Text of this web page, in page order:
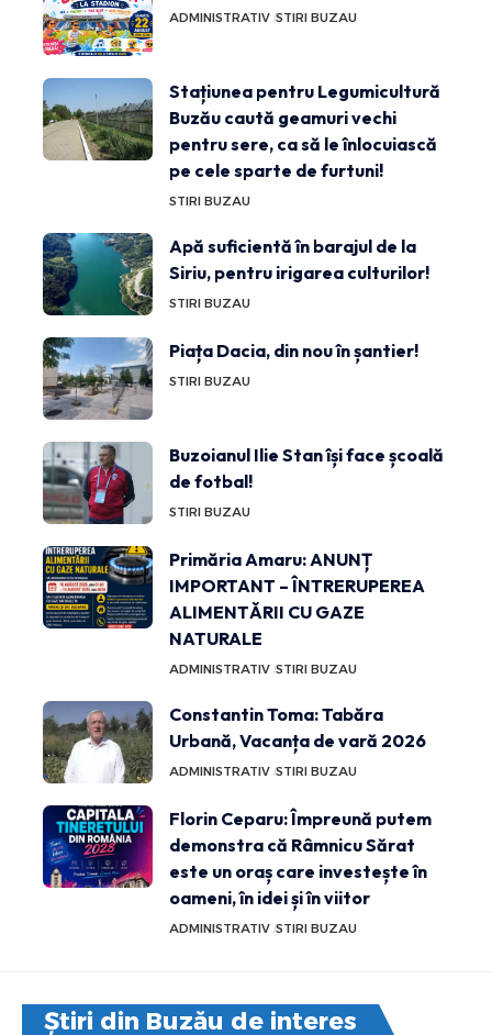
ADMINISTRATIV STIRI BUZAU
Stațiunea pentru Legumicultură
Buzău caută geamuri vechi
pentru sere, ca să le înlocuiască
pe cele sparte de furtuni!
STIRI BUZAU
Apă suficientă în barajul de la
Siriu, pentru irigarea culturilor!
STIRI BUZAU
Piața Dacia, din nou în șantier!
STIRI BUZAU
Buzoianul Ilie Stan își face școală
de fotbal!
STIRI BUZAU
Primăria Amaru: ANUNȚ
IMPORTANT – ÎNTRERUPEREA
ALIMENTĂRII CU GAZE
NATURALE
ADMINISTRATIV STIRI BUZAU
Constantin Toma: Tabăra
Urbană, Vacanța de vară 2026
ADMINISTRATIV STIRI BUZAU
Florin Ceparu: Împreună putem
demonstra că Râmnicu Sărat
este un oraș care investește în
oameni, în idei și în viitor
ADMINISTRATIV STIRI BUZAU
Știri din Buzău de interes